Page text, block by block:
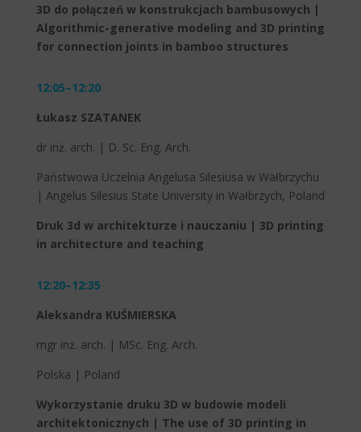
3D do połączeń w konstrukcjach bambusowych |
Algorithmic-generative modeling and 3D printing
for connection joints in bamboo structures
12:05–12:20
Łukasz SZATANEK
dr inż. arch. | D. Sc. Eng. Arch.
Państwowa Uczelnia Angelusa Silesiusa w Wałbrzychu
| Angelus Silesius State University in Wałbrzych, Poland
Druk 3d w architekturze i nauczaniu | 3D printing
in architecture and teaching
12:20–12:35
Aleksandra KUŚMIERSKA
mgr inż. arch. | MSc. Eng. Arch.
Polska | Poland
Wykorzystanie druku 3D w budowie modeli
architektonicznych | The use of 3D printing in